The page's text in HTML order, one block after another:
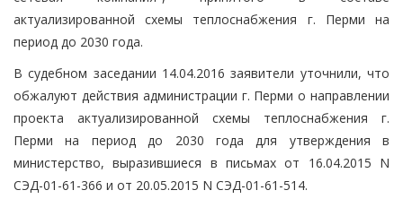
актуализированной схемы теплоснабжения г. Перми на
период до 2030 года.
В судебном заседании 14.04.2016 заявители уточнили, что
обжалуют действия администрации г. Перми о направлении
проекта актуализированной схемы теплоснабжения г.
Перми на период до 2030 года для утверждения в
министерство, выразившиеся в письмах от 16.04.2015 N
СЭД-01-61-366 и от 20.05.2015 N СЭД-01-61-514.